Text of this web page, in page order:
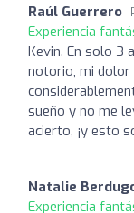
Raúl Guerrero
Experiencia
Kevin. En solo 3
notorio, mi dolor
sueño y no me
acierto, ¡y esto
Natalie
Experiencia